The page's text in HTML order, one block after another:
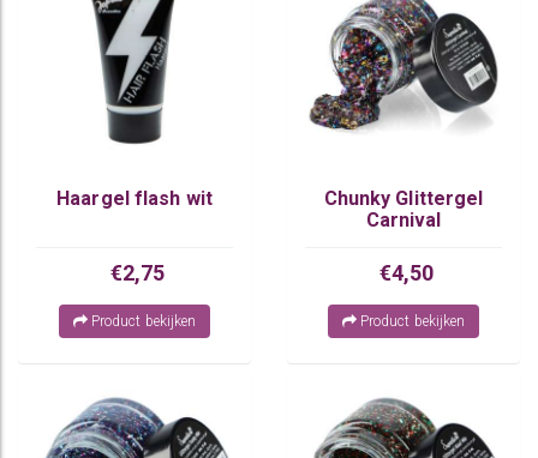
Haargel flash wit
€2,75
Product bekijken
Chunky Glittergel
Carnival
€4,50
Product bekijken